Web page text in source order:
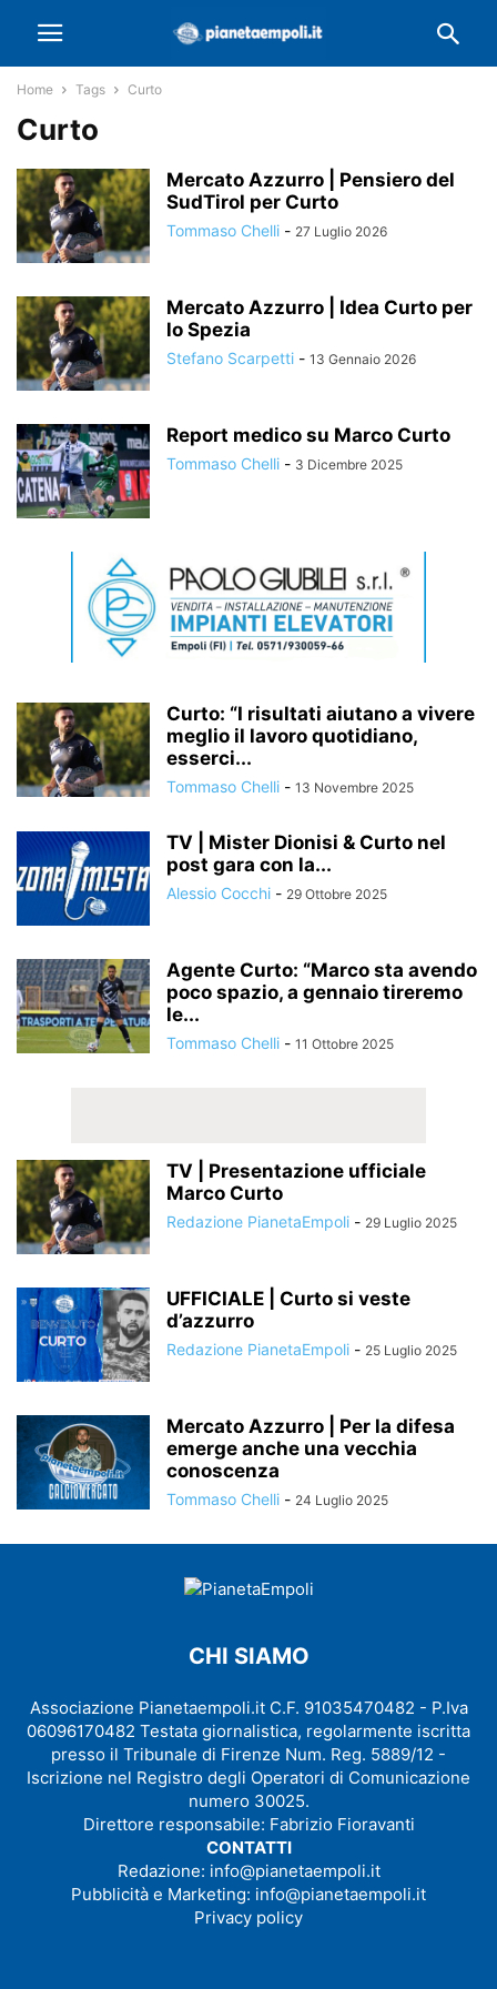
Home Tags Curto
Curto
Mercato Azzurro | Pensiero del
SudTirol per Curto
Tommaso Chelli - 27 Luglio 2026
Mercato Azzurro | Idea Curto per
lo Spezia
Stefano Scarpetti - 13 Gennaio 2026
Report medico su Marco Curto
Tommaso Chelli - 3 Dicembre 2025
Curto: “I risultati aiutano a vivere
meglio il lavoro quotidiano,
esserci...
Tommaso Chelli - 13 Novembre 2025
TV | Mister Dionisi & Curto nel
post gara con la...
Alessio Cocchi - 29 Ottobre 2025
Agente Curto: “Marco sta avendo
poco spazio, a gennaio tireremo
le...
Tommaso Chelli - 11 Ottobre 2025
TV | Presentazione ufficiale
Marco Curto
Redazione PianetaEmpoli - 29 Luglio 2025
UFFICIALE | Curto si veste
d’azzurro
Redazione PianetaEmpoli - 25 Luglio 2025
Mercato Azzurro | Per la difesa
emerge anche una vecchia
conoscenza
Tommaso Chelli - 24 Luglio 2025
CHI SIAMO
Associazione Pianetaempoli.it C.F. 91035470482 - P.Iva
06096170482 Testata giornalistica, regolarmente iscritta
presso il Tribunale di Firenze Num. Reg. 5889/12 -
Iscrizione nel Registro degli Operatori di Comunicazione
numero 30025.
Direttore responsabile: Fabrizio Fioravanti
CONTATTI
Redazione: info@pianetaempoli.it
Pubblicità e Marketing: info@pianetaempoli.it
Privacy policy